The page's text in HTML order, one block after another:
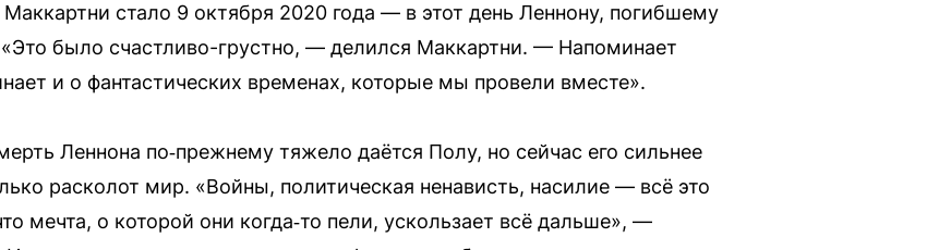
стало 9 октября 2020 года — в этот день Леннону, погибшему
было счастливо-грустно, — делился Маккартни. — Напоминает
и о фантастических временах, которые мы провели вместе».
Леннона по‑прежнему тяжело даётся Полу, но сейчас его сильнее
расколот мир. «Войны, политическая ненависть, насилие — всё это
мечта, о которой они когда‑то пели, ускользает всё дальше», —